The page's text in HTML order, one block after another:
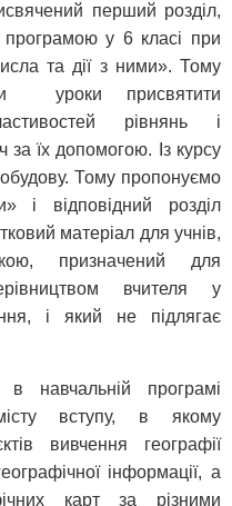
перший розділ,
у 6 класі при
та дії з ними». Тому
уроки присвятити
рівнянь і
за їх допомогою. Із курсу
Тому пропонуємо
і відповідний розділ
матеріал для учнів,
призначений для
вчителя у
і який не підлягає
навчальній програмі
вступу, в якому
вивчення географії
інформації, а
карт за різними